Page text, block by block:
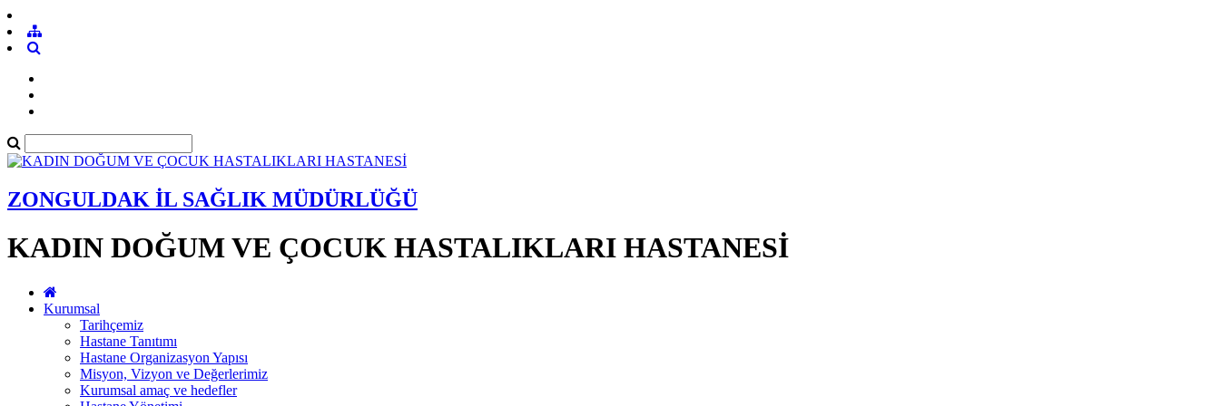
ZONGULDAK İL SAĞLIK MÜDÜRLÜĞÜ
KADIN DOĞUM VE ÇOCUK HASTALIKLARI HASTANESİ
Kurumsal
Tarihçemiz
Hastane Tanıtımı
Hastane Organizasyon Yapısı
Misyon, Vizyon ve Değerlerimiz
Kurumsal amaç ve hedefler